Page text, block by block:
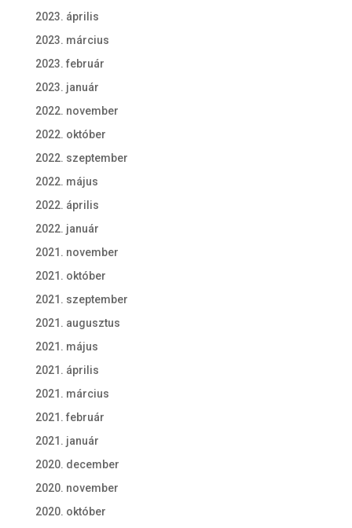
2023. április
2023. március
2023. február
2023. január
2022. november
2022. október
2022. szeptember
2022. május
2022. április
2022. január
2021. november
2021. október
2021. szeptember
2021. augusztus
2021. május
2021. április
2021. március
2021. február
2021. január
2020. december
2020. november
2020. október